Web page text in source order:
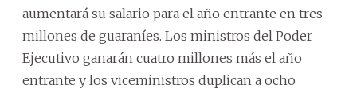
aumentará su salario para el año entrante en tres
millones de guaraníes. Los ministros del Poder
Ejecutivo ganarán cuatro millones más el año
entrante y los viceministros duplican a ocho